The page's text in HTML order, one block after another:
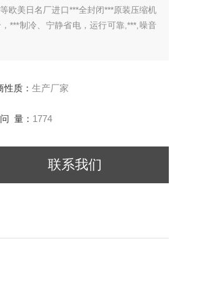
欧美日名厂进口***全封闭***原装压缩机
***制冷、宁静省电，运行可靠,***,噪音
性质： 生产厂家
量： 1774
联系我们